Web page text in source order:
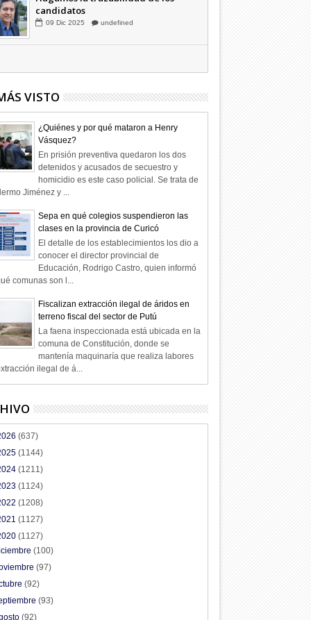
Hagamos la trazabilidad de los
VISTO
¿Quiénes y por qué mataron a Henry
Vásquez?
En prisión preventiva quedaron los dos
detenidos y acusados de secuestro y
homicidio es este caso policial. Se trata de
Jiménez y ...
Sepa en qué colegios suspendieron las
clases en la provincia de Curicó
El detalle de los establecimientos los dio a
conocer el director provincial de
Educación, Rodrigo Castro, quien informó
comunas son l...
Fiscalizan extracción ilegal de áridos en
terreno fiscal del sector de Putú
La faena inspeccionada está ubicada en la
comuna de Constitución, donde se
mantenía maquinaría que realiza labores
ilegal de á...
(637)
(1144)
(1211)
(1124)
(1208)
(1127)
(1127)
(100)
(97)
(92)
(93)
(92)